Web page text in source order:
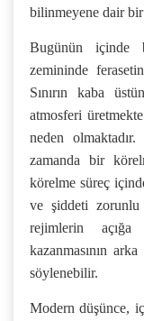
bilinmeyene dair bir
Bugünün içinde
zemininde
Sınırın kaba
atmosferi
neden
zamanda bir
körelme süreç
ve şiddeti zorunlu
rejimlerin
kazanmasının
söylenebilir.
Modern düşünce,